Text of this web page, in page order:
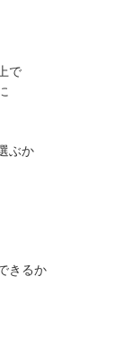
で
ぶか
きるか